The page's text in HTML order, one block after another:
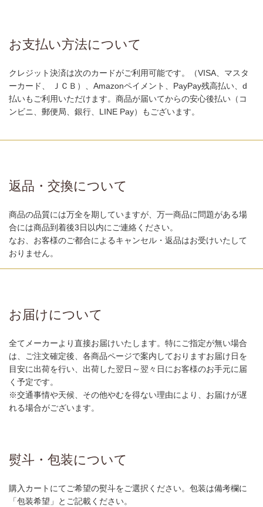
お支払い方法について
クレジット決済は次のカードがご利用可能です。（VISA、マスタ
ーカード、 ＪＣＢ）、Amazonペイメント、PayPay残高払い、d
払いもご利用いただけます。商品が届いてからの安心後払い（コ
ンビニ、郵便局、銀行、LINE Pay）もございます。
返品・交換について
商品の品質には万全を期していますが、万一商品に問題がある場
合には商品到着後3日以内にご連絡ください。
なお、お客様のご都合によるキャンセル・返品はお受けいたして
おりません。
お届けについて
全てメーカーより直接お届けいたします。特にご指定が無い場合
は、ご注文確定後、各商品ページで案内しておりますお届け日を
目安に出荷を行い、出荷した翌日～翌々日にお客様のお手元に届
く予定です。
※交通事情や天候、その他やむを得ない理由により、お届けが遅
れる場合がございます。
熨斗・包装について
購入カートにてご希望の熨斗をご選択ください。包装は備考欄に
「包装希望」とご記載ください。